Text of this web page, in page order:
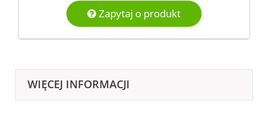
Zapytaj o produkt
WIĘCEJ INFORMACJI